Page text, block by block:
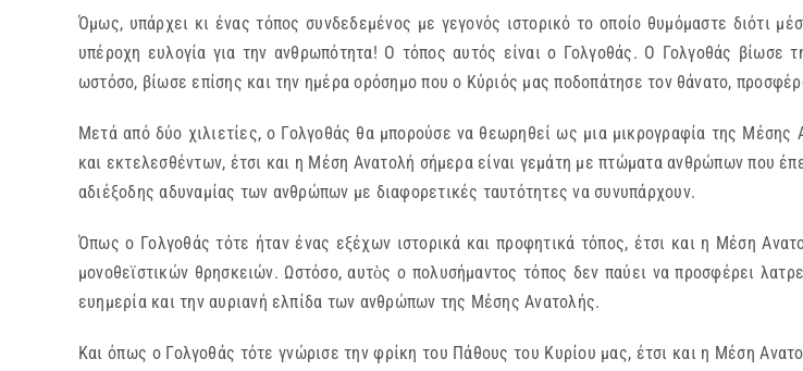
Όμως, υπάρχει κι ένας τόπος συνδεδεμένος με γεγονός ιστορικό το οποίο θυμόμαστε διότι
υπέροχη ευλογία για την ανθρωπότητα! Ο τόπος αυτός είναι ο Γολγοθάς. Ο Γολγοθάς
ωστόσο, βίωσε επίσης και την ημέρα ορόσημο που ο Κύριός μας ποδοπάτησε τον θάνατο,
Μετά από δύο χιλιετίες, ο Γολγοθάς θα μπορούσε να θεωρηθεί ως μια μικρογραφία της
και εκτελεσθέντων, έτσι και η Μέση Ανατολή σήμερα είναι γεμάτη με πτώματα ανθρώπων που
αδιέξοδης αδυναμίας των ανθρώπων με διαφορετικές ταυτότητες να συνυπάρχουν.
Όπως ο Γολγοθάς τότε ήταν ένας εξέχων ιστορικά και προφητικά τόπος, έτσι και η Μέση
μονοθεϊστικών θρησκειών. Ωστόσο, αυτὸς ο πολυσήμαντος τόπος δεν παύει να προσφέρει
ευημερία και την αυριανή ελπίδα των ανθρώπων της Μέσης Ανατολής.
Και όπως ο Γολγοθάς τότε γνώρισε την φρίκη του Πάθους του Κυρίου μας, έτσι και η Μέση